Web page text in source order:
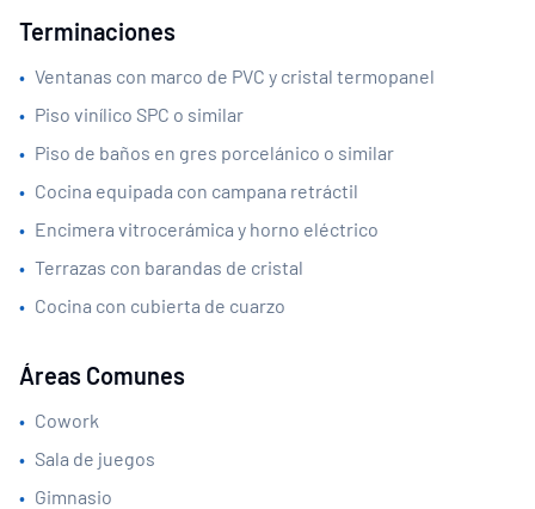
Terminaciones
• Ventanas con marco de PVC y cristal termopanel
• Piso vinílico SPC o similar
• Piso de baños en gres porcelánico o similar
• Cocina equipada con campana retráctil
• Encimera vitrocerámica y horno eléctrico
• Terrazas con barandas de cristal
• Cocina con cubierta de cuarzo
Áreas Comunes
• Cowork
• Sala de juegos
• Gimnasio